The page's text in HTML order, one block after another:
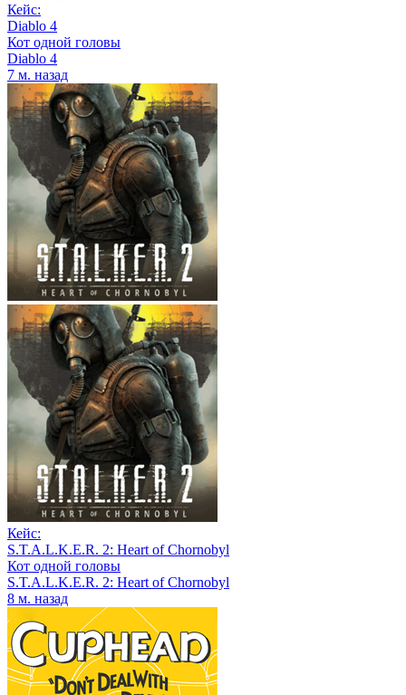
Кейс:
Diablo 4
Кот одной головы
Diablo 4
7 м. назад
Кейс:
S.T.A.L.K.E.R. 2: Heart of Chornobyl
Кот одной головы
S.T.A.L.K.E.R. 2: Heart of Chornobyl
8 м. назад